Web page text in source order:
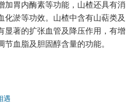
加胃内酶素等功能，山楂还具有消
化淤等功效。山楂中含有山萜类及
显著的扩张血管及降压作用，有增
血脂及胆固醇含量的功能。
遇